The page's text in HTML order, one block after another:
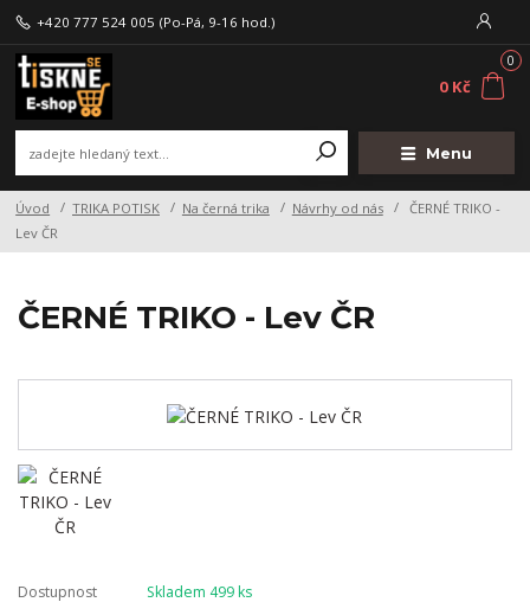
Menu
+420 777 524 005 (Po-Pá, 9-16 hod.)
0
0 Kč
Úvod TRIKA POTISK Na černá trika Návrhy od nás
ČERNÉ TRIKO -
Lev ČR
ČERNÉ TRIKO - Lev ČR
Dostupnost Skladem 499 ks